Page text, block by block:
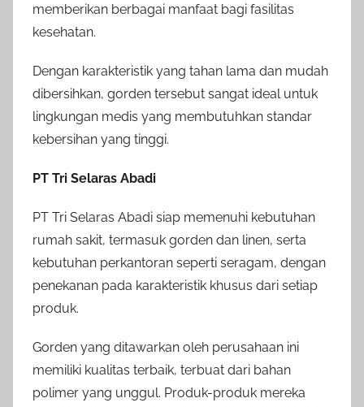
memberikan berbagai manfaat bagi fasilitas
kesehatan.
Dengan karakteristik yang tahan lama dan mudah
dibersihkan, gorden tersebut sangat ideal untuk
lingkungan medis yang membutuhkan standar
kebersihan yang tinggi.
PT Tri Selaras Abadi
PT Tri Selaras Abadi siap memenuhi kebutuhan
rumah sakit, termasuk gorden dan linen, serta
kebutuhan perkantoran seperti seragam, dengan
penekanan pada karakteristik khusus dari setiap
produk.
Gorden yang ditawarkan oleh perusahaan ini
memiliki kualitas terbaik, terbuat dari bahan
polimer yang unggul. Produk-produk mereka